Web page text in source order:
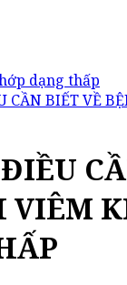
dạng thấp
CẦN BIẾT VỀ
VIÊM